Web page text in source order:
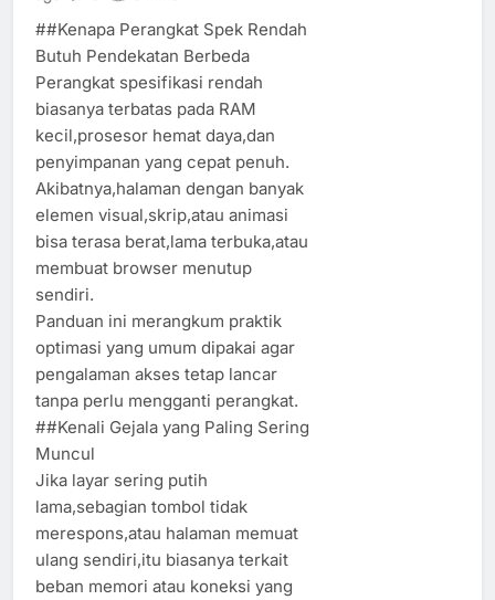
##Kenapa Perangkat Spek Rendah
Butuh Pendekatan Berbeda
Perangkat spesifikasi rendah
biasanya terbatas pada RAM
kecil,prosesor hemat daya,dan
penyimpanan yang cepat penuh.
Akibatnya,halaman dengan banyak
elemen visual,skrip,atau animasi
bisa terasa berat,lama terbuka,atau
membuat browser menutup
sendiri.
Panduan ini merangkum praktik
optimasi yang umum dipakai agar
pengalaman akses tetap lancar
tanpa perlu mengganti perangkat.
##Kenali Gejala yang Paling Sering
Muncul
Jika layar sering putih
lama,sebagian tombol tidak
merespons,atau halaman memuat
ulang sendiri,itu biasanya terkait
beban memori atau koneksi yang